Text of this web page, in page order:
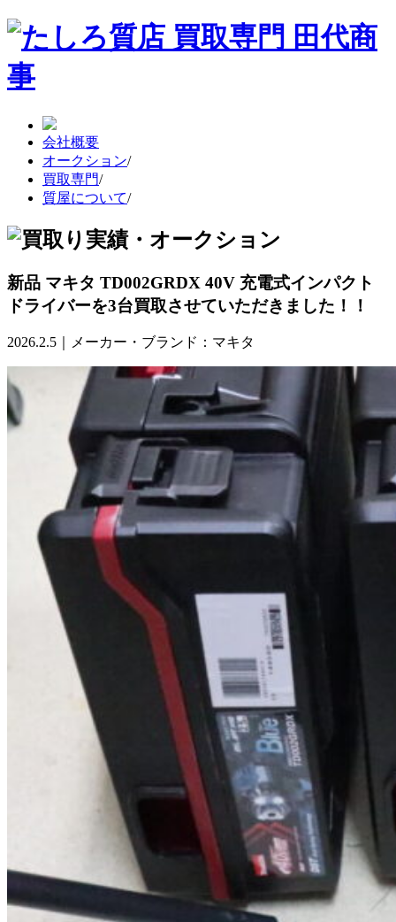
会社概要
オークション/
買取専門/
質屋について/
新品 マキタ TD002GRDX 40V 充電式インパクト
ドライバーを3台買取させていただきました！！
2026.2.5｜メーカー・ブランド：マキタ